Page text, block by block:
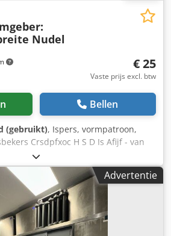
Nudel
€ 25
Vaste prijs excl. btw
Bellen
(gebruikt), Ispers, vormpatroon,
Crsdpfxoc H S D Is Afijf - van
79 mm - Vorm: Spaghetti, 43 stuks
3 mm - Vorm: brede noedel,
stuks beschikbaar - Sleuf: 4 x 49
160/79/H78 mm -
Advertentie